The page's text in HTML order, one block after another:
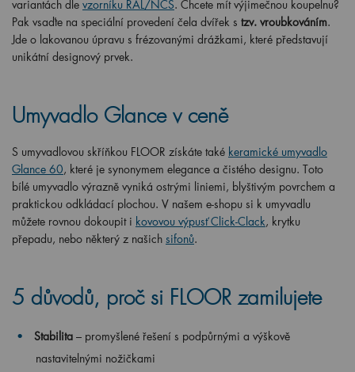
variantách dle vzorníku RAL/NCS. Chcete mít výjimečnou koupelnu?
Pak vsaďte na speciální provedení čela dvířek s tzv. vroubkováním.
Jde o lakovanou úpravu s frézovanými drážkami, které představují
unikátní designový prvek.
Umyvadlo Glance v ceně
S umyvadlovou skříňkou FLOOR získáte také keramické umyvadlo
Glance 60, které je synonymem elegance a čistého designu. Toto
bílé umyvadlo výrazně vyniká ostrými liniemi, blyštivým povrchem a
praktickou odkládací plochou. V našem e-shopu si k umyvadlu
můžete rovnou dokoupit i kovovou výpusť Click-Clack, krytku
přepadu, nebo některý z našich sifonů.
5 důvodů, proč si FLOOR zamilujete
Stabilita – promyšlené řešení s podpůrnými a výškově
nastavitelnými nožičkami